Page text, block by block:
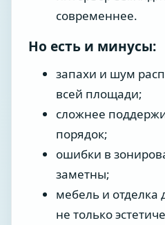
современнее.
Но есть и минусы:
запахи и шум
всей площади;
сложнее
порядок;
ошибки в
заметны;
мебель и отделка
не только